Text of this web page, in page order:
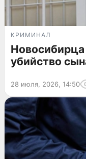
КРИМИНАЛ
Новосибирца
убийство
28 июля, 2026, 14:50